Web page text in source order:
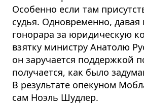
Особенно если там
судья. Одновременно,
гонорара за юридическую
взятку министру Анатолю
он заручается поддержкой
получается, как было
В результате опекуном
сам Ноэль Шудлер.